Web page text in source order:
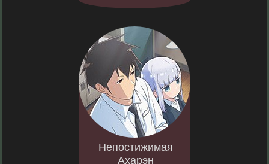
Непостижимая
Ахарэн